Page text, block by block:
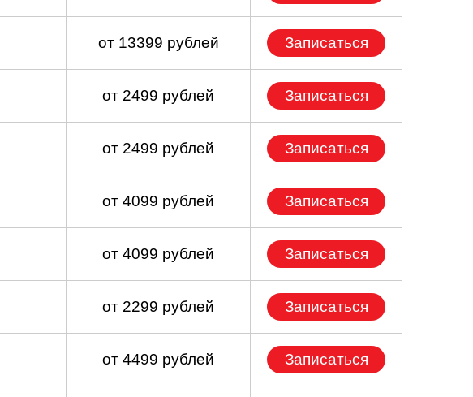
от 13399 рублей Записаться
от 2499 рублей Записаться
от 2499 рублей Записаться
от 4099 рублей Записаться
от 4099 рублей Записаться
от 2299 рублей Записаться
от 4499 рублей Записаться